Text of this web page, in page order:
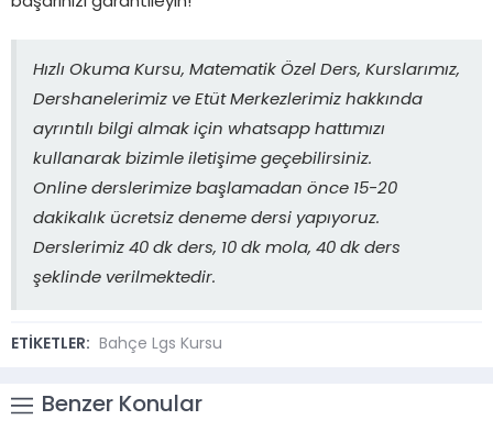
Hızlı Okuma Kursu, Matematik Özel Ders, Kurslarımız,
Dershanelerimiz ve Etüt Merkezlerimiz hakkında
ayrıntılı bilgi almak için whatsapp hattımızı
kullanarak bizimle iletişime geçebilirsiniz.
Online derslerimize başlamadan önce 15-20
dakikalık ücretsiz deneme dersi yapıyoruz.
Derslerimiz 40 dk ders, 10 dk mola, 40 dk ders
şeklinde verilmektedir.
ETİKETLER: Bahçe Lgs Kursu
Benzer Konular